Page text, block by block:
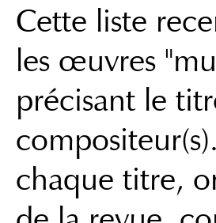
Cette liste
les œuvres
précisant le
chaque titre,